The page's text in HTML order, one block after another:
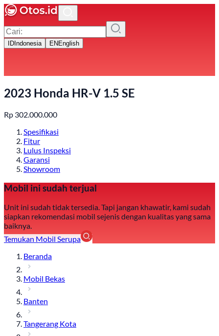
ID Indonesia EN English
2023 Honda HR-V 1.5 SE
Rp 302.000.000
Spesifikasi
Fitur
Lulus Inspeksi
Garansi
Showroom
Mobil ini sudah terjual
Unit ini sudah tidak tersedia. Tapi jangan khawatir, kami sudah
siapkan rekomendasi mobil sejenis dengan kualitas yang sama
baiknya.
Temukan Mobil Serupa
Beranda
Mobil Bekas
Banten
Tangerang Kota